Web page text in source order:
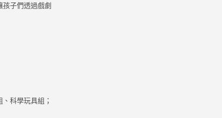
子們透過戲劇
科學玩具組；